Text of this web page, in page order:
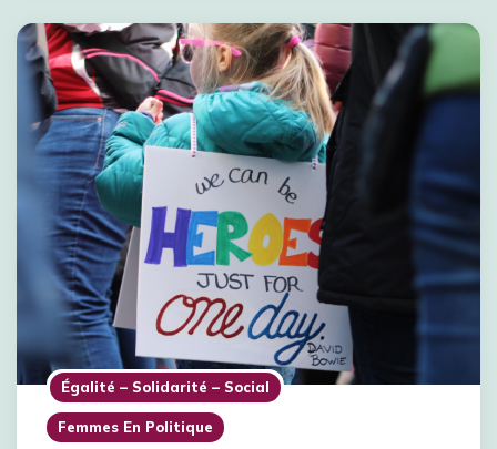
Égalité – Solidarité – Social
Femmes En Politique